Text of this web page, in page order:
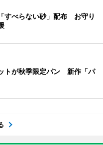
すべらない砂」配布 お守り
トが秋季限定パン 新作「パ